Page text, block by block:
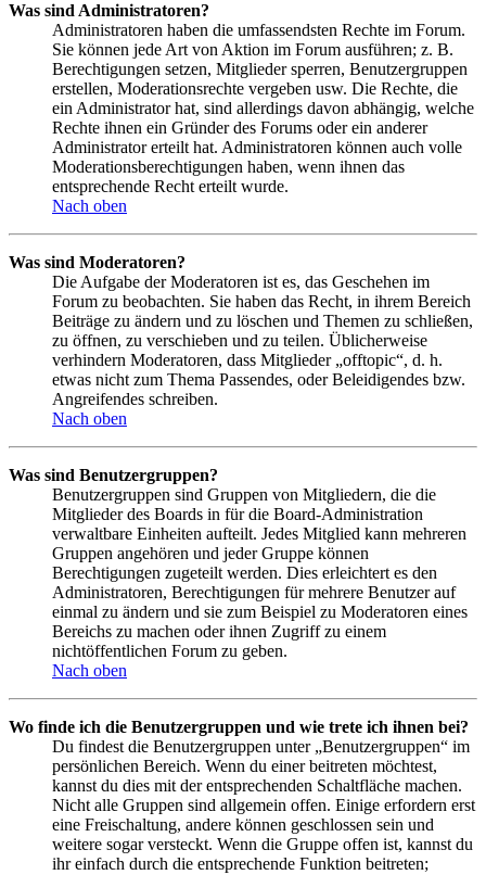
Was sind Administratoren?
Administratoren haben die umfassendsten Rechte im Forum.
Sie können jede Art von Aktion im Forum ausführen; z. B.
Berechtigungen setzen, Mitglieder sperren, Benutzergruppen
erstellen, Moderationsrechte vergeben usw. Die Rechte, die
ein Administrator hat, sind allerdings davon abhängig, welche
Rechte ihnen ein Gründer des Forums oder ein anderer
Administrator erteilt hat. Administratoren können auch volle
Moderationsberechtigungen haben, wenn ihnen das
entsprechende Recht erteilt wurde.
Nach oben
Was sind Moderatoren?
Die Aufgabe der Moderatoren ist es, das Geschehen im
Forum zu beobachten. Sie haben das Recht, in ihrem Bereich
Beiträge zu ändern und zu löschen und Themen zu schließen,
zu öffnen, zu verschieben und zu teilen. Üblicherweise
verhindern Moderatoren, dass Mitglieder „offtopic“, d. h.
etwas nicht zum Thema Passendes, oder Beleidigendes bzw.
Angreifendes schreiben.
Nach oben
Was sind Benutzergruppen?
Benutzergruppen sind Gruppen von Mitgliedern, die die
Mitglieder des Boards in für die Board-Administration
verwaltbare Einheiten aufteilt. Jedes Mitglied kann mehreren
Gruppen angehören und jeder Gruppe können
Berechtigungen zugeteilt werden. Dies erleichtert es den
Administratoren, Berechtigungen für mehrere Benutzer auf
einmal zu ändern und sie zum Beispiel zu Moderatoren eines
Bereichs zu machen oder ihnen Zugriff zu einem
nichtöffentlichen Forum zu geben.
Nach oben
Wo finde ich die Benutzergruppen und wie trete ich ihnen bei?
Du findest die Benutzergruppen unter „Benutzergruppen“ im
persönlichen Bereich. Wenn du einer beitreten möchtest,
kannst du dies mit der entsprechenden Schaltfläche machen.
Nicht alle Gruppen sind allgemein offen. Einige erfordern erst
eine Freischaltung, andere können geschlossen sein und
weitere sogar versteckt. Wenn die Gruppe offen ist, kannst du
ihr einfach durch die entsprechende Funktion beitreten;